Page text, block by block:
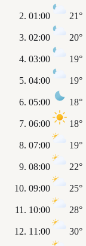
01:00 21°
02:00 20°
03:00 19°
04:00 19°
05:00 18°
06:00 18°
07:00 19°
08:00 22°
09:00 25°
10:00 28°
11:00 30°